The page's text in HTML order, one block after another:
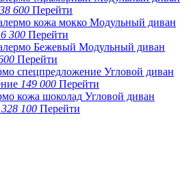
600 Перейти
Модульный диван
300 Перейти
Модульный диван
Перейти
Угловой диван
149 000 Перейти
Угловой диван
328 100 Перейти